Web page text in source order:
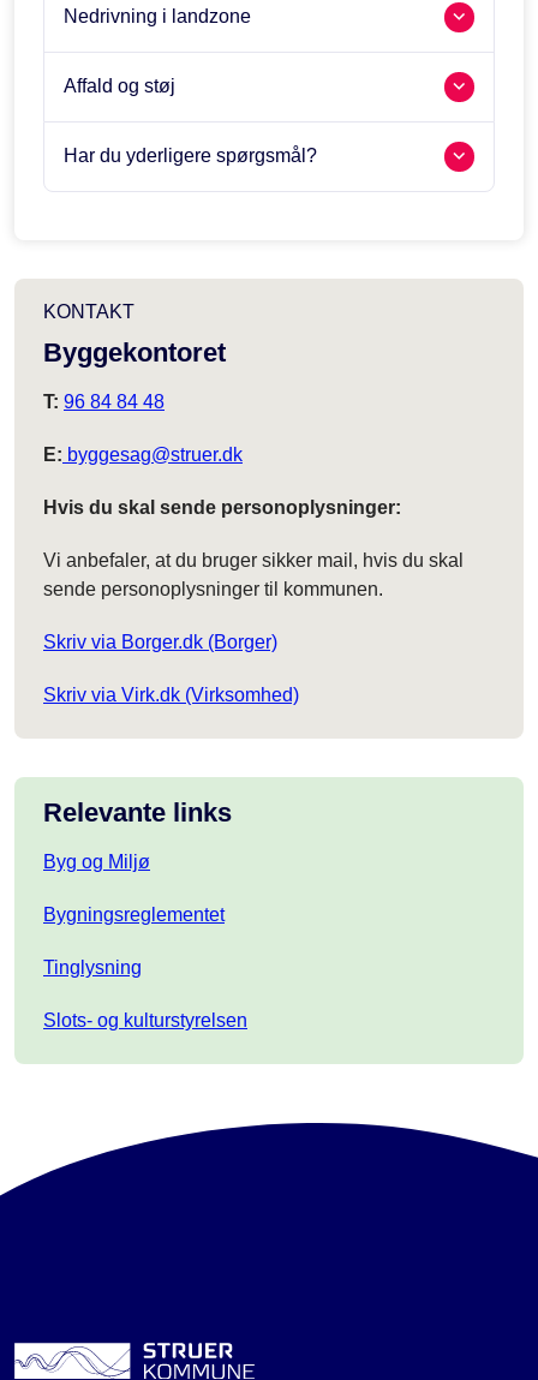
Nedrivning i landzone
Affald og støj
Har du yderligere spørgsmål?
KONTAKT
Byggekontoret
T: 96 84 84 48
E: byggesag@struer.dk
Hvis du skal sende personoplysninger:
Vi anbefaler, at du bruger sikker mail, hvis du skal
sende personoplysninger til kommunen.
Skriv via Borger.dk (Borger)
Skriv via Virk.dk (Virksomhed)
Relevante links
Byg og Miljø
Bygningsreglementet
Tinglysning
Slots- og kulturstyrelsen